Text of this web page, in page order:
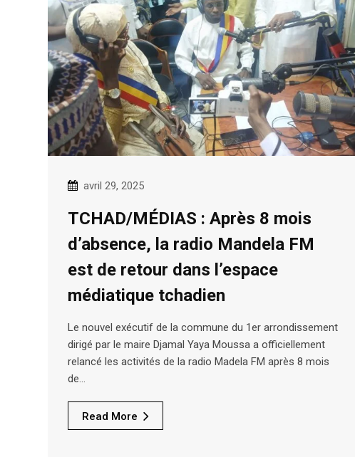
avril 29, 2025
TCHAD/MÉDIAS : Après 8 mois
d’absence, la radio Mandela FM
est de retour dans l’espace
médiatique tchadien
Le nouvel exécutif de la commune du 1er arrondissement
dirigé par le maire Djamal Yaya Moussa a officiellement
relancé les activités de la radio Madela FM après 8 mois
de…
Read More